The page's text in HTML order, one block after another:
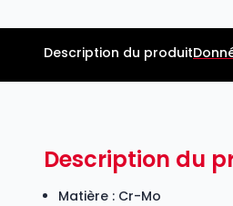
Description du produit
Description du
Matière : Cr-Mo